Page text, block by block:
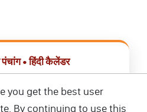
• हिंदी कैलेंडर
you get the best user
By continuing to use this